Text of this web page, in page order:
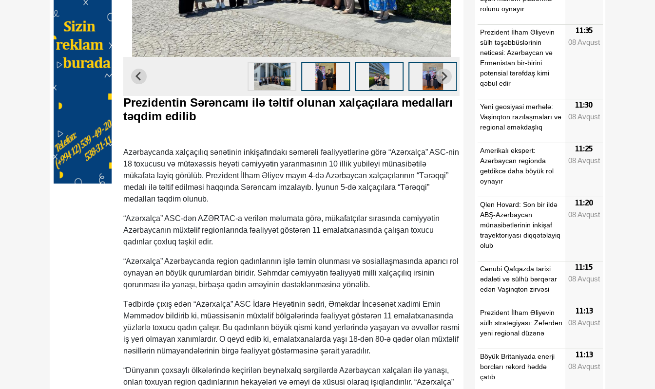
Prezidentin Sərəncamı ilə təltif olunan xalçaçılara medalları
təqdim edilib
Azərbaycanda xalçaçılıq sənətinin inkişafındakı səmərəli fəaliyyətlərinə görə “Azərxalça” ASC-nin
18 toxucusu və mütəxəssis heyəti cəmiyyətin yaranmasının 10 illik yubileyi münasibətilə
mükafata layiq görülüb. Prezident İlham Əliyev mayın 4-də Azərbaycan xalçaçılarının “Tərəqqi”
medalı ilə təltif edilməsi haqqında Sərəncam imzalayıb. İyunun 5-də xalçaçılara “Tərəqqi”
medalları təqdim olunub.
“Azərxalça” ASC-dən AZƏRTAC-a verilən məlumata görə, mükafatçılar sırasında cəmiyyətin
Azərbaycanın müxtəlif regionlarında fəaliyyət göstərən 11 emalatxanasında çalışan toxucu
qadınlar çoxluq təşkil edir.
“Azərxalça” Azərbaycanda region qadınlarının işlə təmin olunması və sosiallaşmasında aparıcı rol
oynayan ən böyük qurumlardan biridir. Səhmdar cəmiyyətin fəaliyyəti milli xalçaçılıq irsinin
qorunması ilə yanaşı, birbaşa qadın əməyinin dəstəklənməsinə yönəlib.
Tədbirdə çıxış edən “Azərxalça” ASC İdarə Heyətinin sədri, Əməkdar İncəsənət xadimi Emin
Məmmədov bildirib ki, müəssisənin müxtəlif bölgələrində fəaliyyət göstərən 11 emalatxanasında
yüzlərlə toxucu qadın çalışır. Bu qadınların böyük qismi kənd yerlərində yaşayan və əvvəllər rəsmi
iş yeri olmayan xanımlardır. O qeyd edib ki, emalatxanalarda yaşı 18-dən 80-ə qədər olan müxtəlif
nəsillərin nümayəndələrinin birgə fəaliyyət göstərməsinə şərait yaradılır.
“Dünyanın çoxsaylı ölkələrində keçirilən beynəlxalq sərgilərdə Azərbaycan xalçaları ilə yanaşı,
onları toxuyan region qadınlarının hekayələri və əməyi də xüsusi olaraq işıqlandırılır. “Azərxalça”
rolunu oynayır
Prezident İlham Əliyevin
sülh təşəbbüslərinin
nəticəsi: Azərbaycan və
Ermənistan bir-birini
potensial tərəfdaş kimi
qəbul edir
11:35
08 Avqust
Yeni geosiyasi mərhələ:
Vaşinqton razılaşmaları və
regional əməkdaşlıq
11:30
08 Avqust
Amerikalı ekspert:
Azərbaycan regionda
getdikcə daha böyük rol
oynayır
11:25
08 Avqust
Qlen Hovard: Son bir ildə
ABŞ-Azərbaycan
münasibətlərinin inkişaf
trayektoriyası diqqətəlayiq
olub
11:20
08 Avqust
Cənubi Qafqazda tarixi
ədaləti və sülhü bərqərar
edən Vaşinqton zirvəsi
11:15
08 Avqust
Prezident İlham Əliyevin
sülh strategiyası: Zəfərdən
yeni regional düzənə
11:13
08 Avqust
Böyük Britaniyada enerji
borcları rekord həddə
çatıb
11:13
08 Avqust